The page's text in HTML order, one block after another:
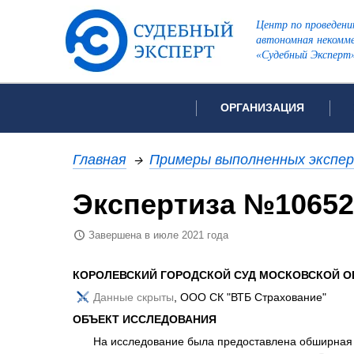
Центр по
автономная
«Судебный
ОРГАНИЗАЦИЯ
Об организации
Рекомендации
Вакансии
Политика
Список всех
Инженерно-
Пожарно-
Главная → Примеры выполненных
Экспертиза
Завершена в июле 2021 года
КОРОЛЕВСКИЙ ГОРОДСКОЙ СУД МОСКОВСКОЙ
Данные скрыты, ООО СК "ВТБ Страхование"
ОБЪЕКТ ИССЛЕДОВАНИЯ
На исследование была предоставлена